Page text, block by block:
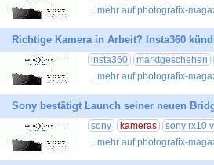
... mehr auf photografix-
Richtige Kamera in Arbeit? Insta360
insta360 marktgeschehen
... mehr auf photografix-
Sony bestätigt Launch seiner neuen
sony kameras
sony rx10 v
... mehr auf photografix-